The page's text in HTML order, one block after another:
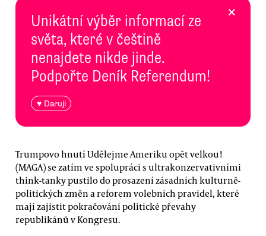
Unikátní výběr informací ze
světa, které v češtině
nenajdete nikde jinde.
Podpořte Deník Referendum!
♥ Daruji
×
Trumpovo hnutí Udělejme Ameriku opět velkou!
(MAGA) se zatím ve spolupráci s ultrakonzervativními
think-tanky pustilo do prosazení zásadních kulturně-
politických změn a reforem volebních pravidel, které
mají zajistit pokračování politické převahy
republikánů v Kongresu.